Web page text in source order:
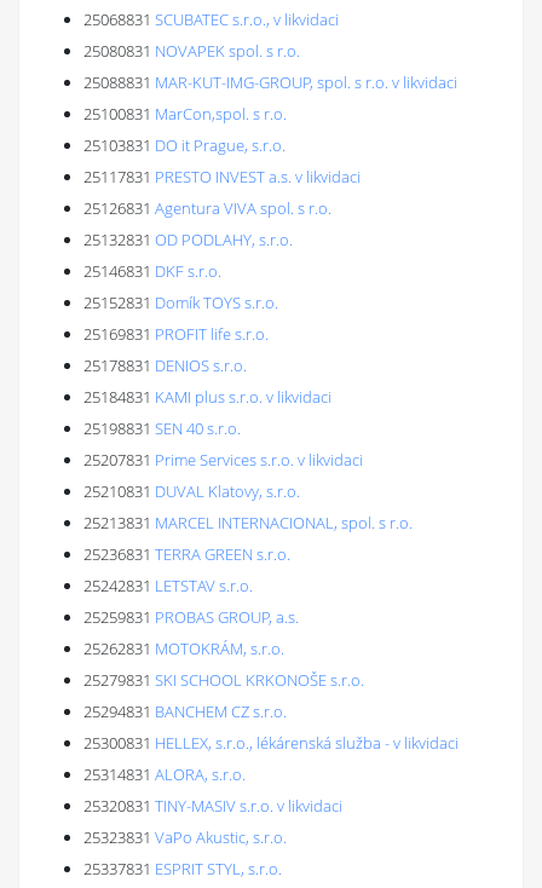
25068831 SCUBATEC s.r.o., v likvidaci
25080831 NOVAPEK spol. s r.o.
25088831 MAR-KUT-IMG-GROUP, spol. s r.o. v likvidaci
25100831 MarCon,spol. s r.o.
25103831 DO it Prague, s.r.o.
25117831 PRESTO INVEST a.s. v likvidaci
25126831 Agentura VIVA spol. s r.o.
25132831 OD PODLAHY, s.r.o.
25146831 DKF s.r.o.
25152831 Domík TOYS s.r.o.
25169831 PROFIT life s.r.o.
25178831 DENIOS s.r.o.
25184831 KAMI plus s.r.o. v likvidaci
25198831 SEN 40 s.r.o.
25207831 Prime Services s.r.o. v likvidaci
25210831 DUVAL Klatovy, s.r.o.
25213831 MARCEL INTERNACIONAL, spol. s r.o.
25236831 TERRA GREEN s.r.o.
25242831 LETSTAV s.r.o.
25259831 PROBAS GROUP, a.s.
25262831 MOTOKRÁM, s.r.o.
25279831 SKI SCHOOL KRKONOŠE s.r.o.
25294831 BANCHEM CZ s.r.o.
25300831 HELLEX, s.r.o., lékárenská služba - v likvidaci
25314831 ALORA, s.r.o.
25320831 TINY-MASIV s.r.o. v likvidaci
25323831 VaPo Akustic, s.r.o.
25337831 ESPRIT STYL, s.r.o.